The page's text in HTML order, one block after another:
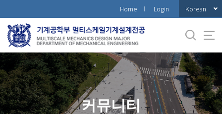
로
메
뉴
Home Login Korean
커뮤니티